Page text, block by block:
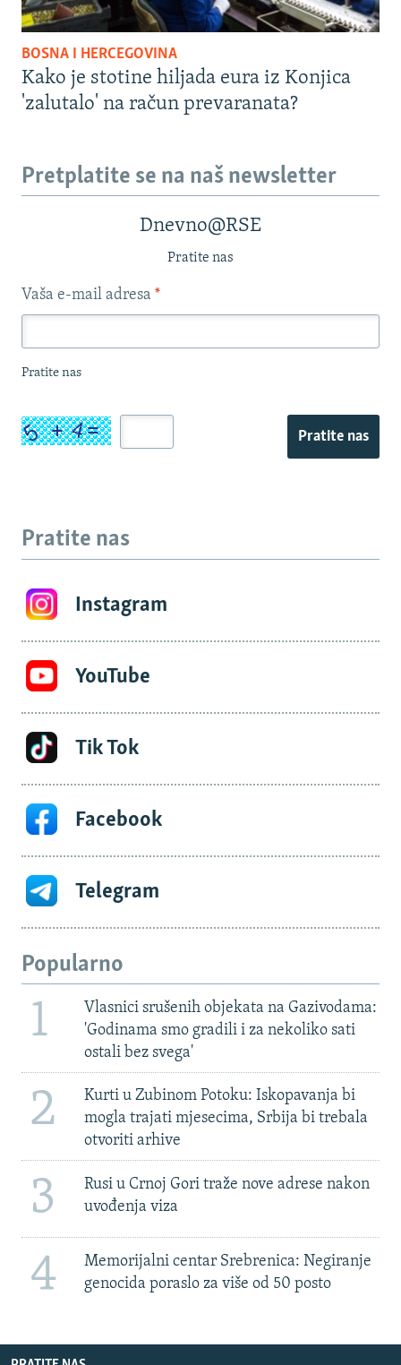
BOSNA I HERCEGOVINA
Kako je stotine hiljada eura iz Konjica
'zalutalo' na račun prevaranata?
Pretplatite se na naš newsletter
Dnevno@RSE
Pratite nas
Vaša e-mail adresa *
Pratite nas
Pratite nas
Pratite nas
Instagram
YouTube
Tik Tok
Facebook
Telegram
Popularno
1
Vlasnici srušenih objekata na Gazivodama:
'Godinama smo gradili i za nekoliko sati
ostali bez svega'
2
Kurti u Zubinom Potoku: Iskopavanja bi
mogla trajati mjesecima, Srbija bi trebala
otvoriti arhive
3
Rusi u Crnoj Gori traže nove adrese nakon
uvođenja viza
4
Memorijalni centar Srebrenica: Negiranje
genocida poraslo za više od 50 posto